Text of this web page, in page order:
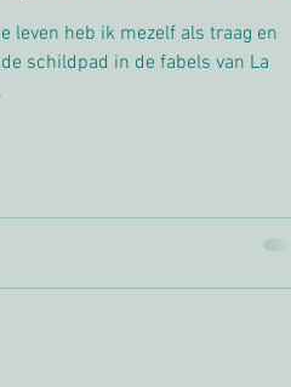
leven heb ik mezelf als traag en